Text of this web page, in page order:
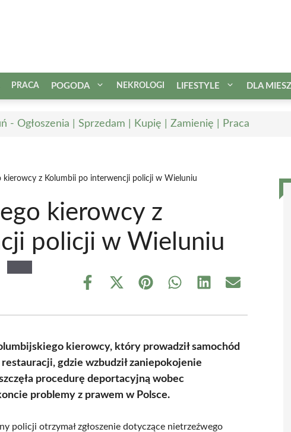
PRACA POGODA NEKROLOGI LIFESTYLE DLA
- Ogłoszenia | Sprzedam | Kupię | Zamienię | Praca
kierowcy z Kolumbii po interwencji policji w Wieluniu
kierowcy z
policji w Wieluniu
Share
Share
(Twitter)
Share Share Share Share
kierowcy, który prowadził samochód
gdzie wzbudził zaniepokojenie
procedurę deportacyjną wobec
problemy z prawem w Polsce.
policji otrzymał zgłoszenie dotyczące nietrzeźwego